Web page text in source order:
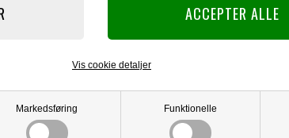
Markedsføring Funktionelle
Vis cookie detaljer